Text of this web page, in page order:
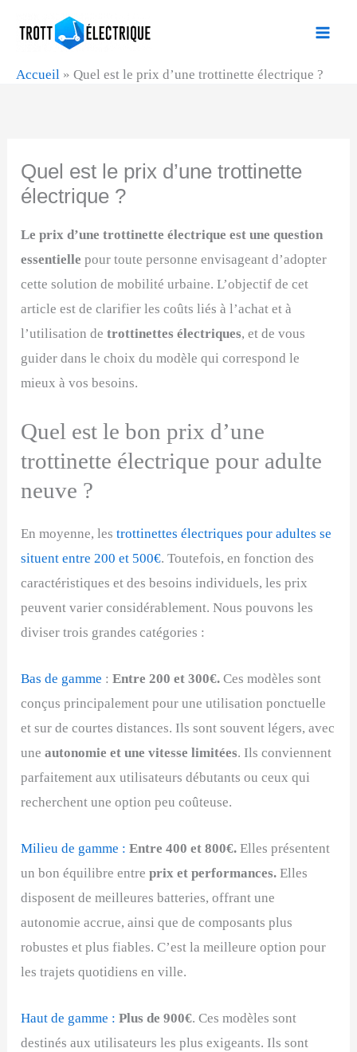
Accueil » Quel est le prix d’une trottinette électrique ?
Quel est le prix d’une trottinette
électrique ?
Le prix d’une trottinette électrique est une question
essentielle pour toute personne envisageant d’adopter
cette solution de mobilité urbaine. L’objectif de cet
article est de clarifier les coûts liés à l’achat et à
l’utilisation detrottinettes électriques, et de vous
guider dans le choix du modèle qui correspond le
mieux à vos besoins.
Quel est le bon prix d’une
trottinette électrique pour adulte
neuve ?
En moyenne, lestrottinettes électriques pour adultes se
situent entre 200 et 500€. Toutefois, en fonction des
caractéristiques et des besoins individuels, les prix
peuvent varier considérablement. Nous pouvons les
diviser trois grandes catégories :
Bas de gamme :Entre 200 et 300€. Ces modèles sont
conçus principalement pour une utilisation ponctuelle
et sur de courtes distances. Ils sont souvent légers, avec
uneautonomie et une vitesse limitées. Ils conviennent
parfaitement aux utilisateurs débutants ou ceux qui
recherchent une option peu coûteuse.
Milieu de gamme : Entre 400 et 800€. Elles présentent
un bon équilibre entreprix et performances. Elles
disposent de meilleures batteries, offrant une
autonomie accrue, ainsi que de composants plus
robustes et plus fiables. C’est la meilleure option pour
les trajets quotidiens en ville.
Haut de gamme : Plus de 900€. Ces modèles sont
destinés aux utilisateurs les plus exigeants. Ils sont